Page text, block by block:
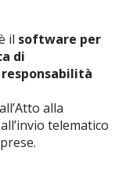
il software per
di
alla
telematico